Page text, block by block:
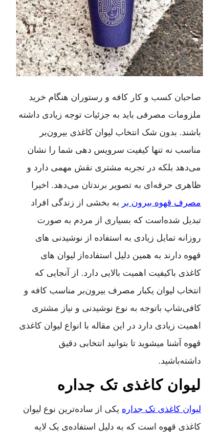
صاحبان کسب و کار کافه و رستوران هنگام خرید
ملزومات مصرفی باید به جزئیات توجه زیادی داشته
باشند. بدون شک انتخاب لیوان کاغذی بیرون‌بر
مناسب نه تنها کیفیت سرویس دهی شما را نشان
می‌دهد بلکه در تجربه مشتری نقش مهمی دارد و
ظاهری حرفه‌ای به تصویر برندتان می‌دهد. اخیرا
مصرف قهوه بیرون بر به بخشی از زندگی افراد
تبدیل شده‌است که بسیاری از مردم به صورت
روزانه تمایل زیادی به استفاده از نوشیدنی های
قهوه دارند به همین دلیل استفاده‌از لیوان های
کاغذی باکیفیت اهمیت بالایی دارد. از آنجایی که
انتخاب لیوان یکبار مصرف بیرون‌بر مناسب کافه و
کافی‌شاپ باتوجه به نوع نوشیدنی و نیاز مشتری
اهمیت زیادی دارد در این مقاله با انواع لیوان کاغذی
قهوه آشنا میشوید تا بتوانید انتخابی دقیق
داشته‌باشید.
لیوان کاغذی تک جداره
لیوان کاغذی تک جداره یکی از ساد‌ه‌ترین نوع لیوان
کاغذی قهوه است که به دلیل استفاده‌ی یک لایه